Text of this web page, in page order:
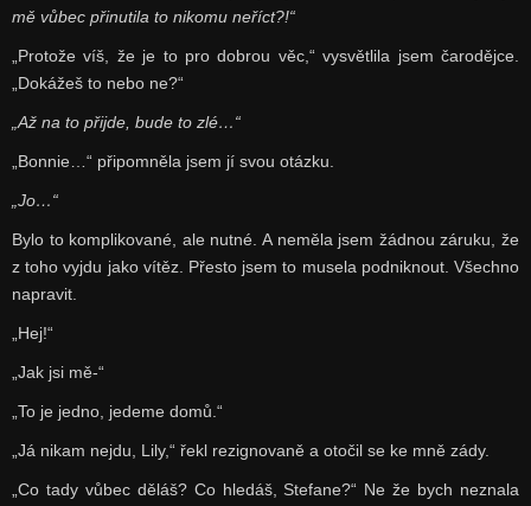
mě vůbec přinutila to nikomu neříct?!“
„Protože víš, že je to pro dobrou věc,“ vysvětlila jsem čarodějce.
„Dokážeš to nebo ne?“
„Až na to přijde, bude to zlé…“
„Bonnie…“ připomněla jsem jí svou otázku.
„Jo…“
Bylo to komplikované, ale nutné. A neměla jsem žádnou záruku, že
z toho vyjdu jako vítěz. Přesto jsem to musela podniknout. Všechno
napravit.
„Hej!“
„Jak jsi mě-“
„To je jedno, jedeme domů.“
„Já nikam nejdu, Lily,“ řekl rezignovaně a otočil se ke mně zády.
„Co tady vůbec děláš? Co hledáš, Stefane?“ Ne že bych neznala